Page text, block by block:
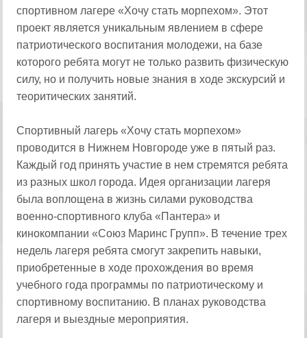
спортивном лагере «Хочу стать морпехом». Этот
проект является уникальным явлением в сфере
патриотического воспитания молодежи, на базе
которого ребята могут не только развить физическую
силу, но и получить новые знания в ходе экскурсий и
теоритических занятий.
Спортивный лагерь «Хочу стать морпехом»
проводится в Нижнем Новгороде уже в пятый раз.
Каждый год принять участие в нем стремятся ребята
из разных школ города. Идея организации лагеря
была воплощена в жизнь силами руководства
военно-спортивного клуба «Пантера» и
кинокомпании «Союз Маринс Групп». В течение трех
недель лагеря ребята смогут закрепить навыки,
приобретенные в ходе прохождения во время
учебного года программы по патриотическому и
спортивному воспитанию. В планах руководства
лагеря и выездные мероприятия.